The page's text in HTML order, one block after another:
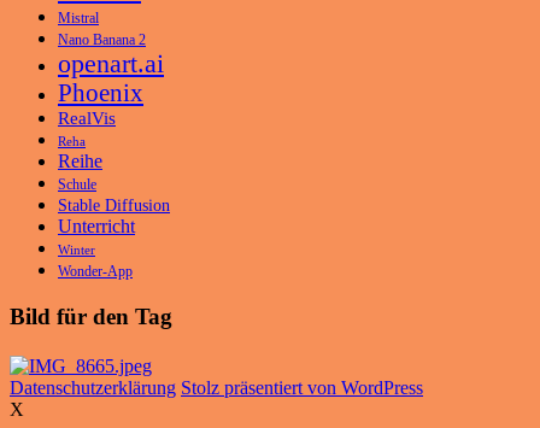
Mistral
Nano Banana 2
openart.ai
Phoenix
RealVis
Reha
Reihe
Schule
Stable Diffusion
Unterricht
Winter
Wonder-App
Bild für den Tag
Datenschutzerklärung Stolz präsentiert von WordPress
X